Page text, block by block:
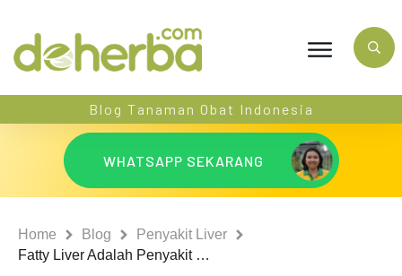
Blog Tanaman Obat Indonesia
WHATSAPP SEKARANG
Home Blog
Penyakit Liver
Fatty Liver Adalah Penyakit Hati yang Sering Tidak Disadari